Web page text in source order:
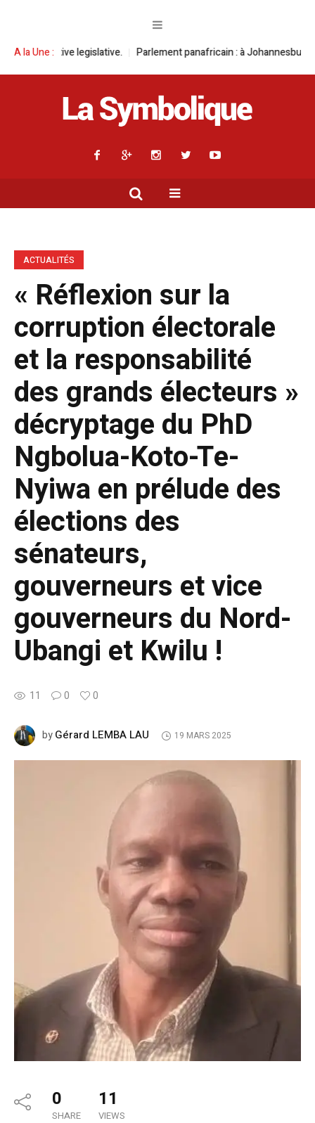
A la Une : Parlement panafricain : à Johannesburg, Aimé Boji
ACTUALITÉS
« Réflexion sur la
corruption électorale
et la responsabilité
des grands électeurs »
décryptage du PhD
Ngbolua-Koto-Te-
Nyiwa en prélude des
élections des
sénateurs,
gouverneurs et vice
gouverneurs du Nord-
Ubangi et Kwilu !
11 0 0
byGérard LEMBA LAU 19 MARS 2025
0
SHARE
11
VIEWS